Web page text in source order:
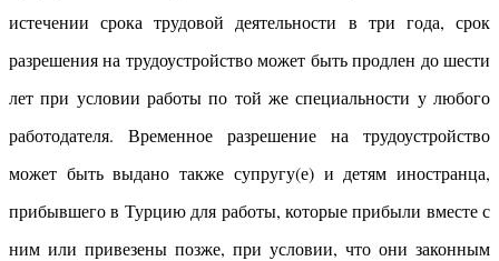
истечении срока трудовой деятельности в три года, срок
разрешения на трудоустройство может быть продлен до шести
лет при условии работы по той же специальности у любого
работодателя. Временное разрешение на трудоустройство
может быть выдано также супругу(е) и детям иностранца,
прибывшего в Турцию для работы, которые прибыли вместе с
ним или привезены позже, при условии, что они законным